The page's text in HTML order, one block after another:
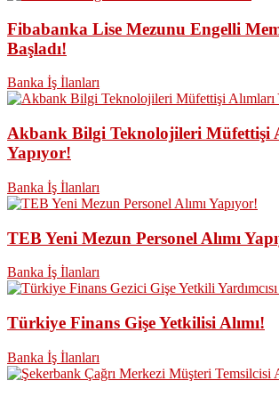
Fibabanka Lise Mezunu Engelli
Başladı!
Banka İş İlanları
Akbank Bilgi Teknolojileri Müfettişi
Yapıyor!
Banka İş İlanları
TEB Yeni Mezun Personel Alımı
Banka İş İlanları
Türkiye Finans Gişe Yetkilisi Alımı!
Banka İş İlanları